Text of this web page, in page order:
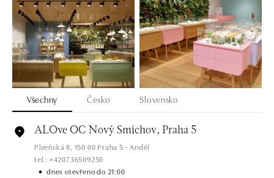
Všechny Česko Slovensko
ALOve OC Nový Smíchov, Praha 5
Plzeňská 8, 150 00 Praha 5 - Anděl
tel.: +420736509250
dnes otevřeno do 21:00